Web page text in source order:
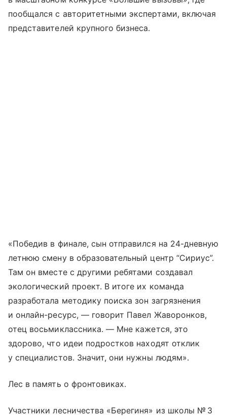
пообщался с авторитетными экспертами, включая
представителей крупного бизнеса.
«Победив в финале, сын отправился на 24-дневную
летнюю смену в образовательный центр “Сириус”.
Там он вместе с другими ребятами создавал
экологический проект. В итоге их команда
разработала методику поиска зон загрязнения
и онлайн-ресурс, — говорит Павел Жаворонков,
отец восьмиклассника. — Мне кажется, это
здорово, что идеи подростков находят отклик
у специалистов. Значит, они нужны людям».
Лес в память о фронтовиках.
Участники лесничества «Берегиня» из школы № 3